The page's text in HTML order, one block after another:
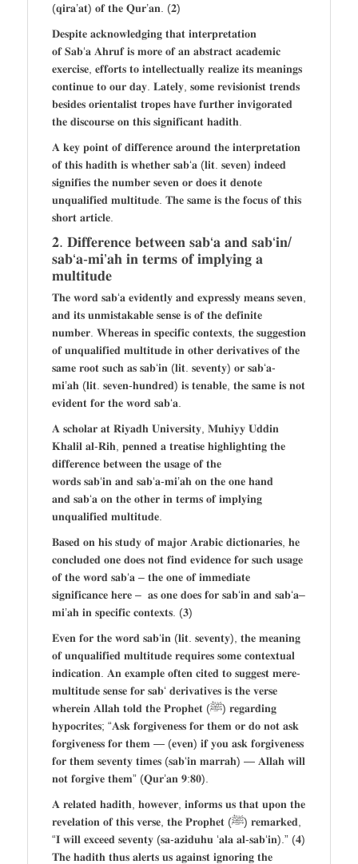
(𝐪𝐢𝐫𝐚’𝐚𝐭) 𝐨𝐟 𝐭𝐡𝐞 𝐐𝐮𝐫’𝐚𝐧. (𝟐)
𝐃𝐞𝐬𝐩𝐢𝐭𝐞 𝐚𝐜𝐤𝐧𝐨𝐰𝐥𝐞𝐝𝐠𝐢𝐧𝐠 𝐭𝐡𝐚𝐭 𝐢𝐧𝐭𝐞𝐫𝐩𝐫𝐞𝐭𝐚𝐭𝐢𝐨𝐧
𝐨𝐟 𝐒𝐚𝐛‘𝐚 𝐀𝐡𝐫𝐮𝐟 𝐢𝐬 𝐦𝐨𝐫𝐞 𝐨𝐟 𝐚𝐧 𝐚𝐛𝐬𝐭𝐫𝐚𝐜𝐭 𝐚𝐜𝐚𝐝𝐞𝐦𝐢𝐜
𝐞𝐱𝐞𝐫𝐜𝐢𝐬𝐞, 𝐞𝐟𝐟𝐨𝐫𝐭𝐬 𝐭𝐨 𝐢𝐧𝐭𝐞𝐥𝐥𝐞𝐜𝐭𝐮𝐚𝐥𝐥𝐲 𝐫𝐞𝐚𝐥𝐢𝐳𝐞 𝐢𝐭𝐬 𝐦𝐞𝐚𝐧𝐢𝐧𝐠𝐬
𝐜𝐨𝐧𝐭𝐢𝐧𝐮𝐞 𝐭𝐨 𝐨𝐮𝐫 𝐝𝐚𝐲. 𝐋𝐚𝐭𝐞𝐥𝐲, 𝐬𝐨𝐦𝐞 𝐫𝐞𝐯𝐢𝐬𝐢𝐨𝐧𝐢𝐬𝐭 𝐭𝐫𝐞𝐧𝐝𝐬
𝐛𝐞𝐬𝐢𝐝𝐞𝐬 𝐨𝐫𝐢𝐞𝐧𝐭𝐚𝐥𝐢𝐬𝐭 𝐭𝐫𝐨𝐩𝐞𝐬 𝐡𝐚𝐯𝐞 𝐟𝐮𝐫𝐭𝐡𝐞𝐫 𝐢𝐧𝐯𝐢𝐠𝐨𝐫𝐚𝐭𝐞𝐝
𝐭𝐡𝐞 𝐝𝐢𝐬𝐜𝐨𝐮𝐫𝐬𝐞 𝐨𝐧 𝐭𝐡𝐢𝐬 𝐬𝐢𝐠𝐧𝐢𝐟𝐢𝐜𝐚𝐧𝐭 𝐡𝐚𝐝𝐢𝐭𝐡.
𝐀 𝐤𝐞𝐲 𝐩𝐨𝐢𝐧𝐭 𝐨𝐟 𝐝𝐢𝐟𝐟𝐞𝐫𝐞𝐧𝐜𝐞 𝐚𝐫𝐨𝐮𝐧𝐝 𝐭𝐡𝐞 𝐢𝐧𝐭𝐞𝐫𝐩𝐫𝐞𝐭𝐚𝐭𝐢𝐨𝐧
𝐨𝐟 𝐭𝐡𝐢𝐬 𝐡𝐚𝐝𝐢𝐭𝐡 𝐢𝐬 𝐰𝐡𝐞𝐭𝐡𝐞𝐫 𝐬𝐚𝐛‘𝐚 (𝐥𝐢𝐭. 𝐬𝐞𝐯𝐞𝐧) 𝐢𝐧𝐝𝐞𝐞𝐝
𝐬𝐢𝐠𝐧𝐢𝐟𝐢𝐞𝐬 𝐭𝐡𝐞 𝐧𝐮𝐦𝐛𝐞𝐫 𝐬𝐞𝐯𝐞𝐧 𝐨𝐫 𝐝𝐨𝐞𝐬 𝐢𝐭 𝐝𝐞𝐧𝐨𝐭𝐞
𝐮𝐧𝐪𝐮𝐚𝐥𝐢𝐟𝐢𝐞𝐝 𝐦𝐮𝐥𝐭𝐢𝐭𝐮𝐝𝐞. 𝐓𝐡𝐞 𝐬𝐚𝐦𝐞 𝐢𝐬 𝐭𝐡𝐞 𝐟𝐨𝐜𝐮𝐬 𝐨𝐟 𝐭𝐡𝐢𝐬
𝐬𝐡𝐨𝐫𝐭 𝐚𝐫𝐭𝐢𝐜𝐥𝐞.
𝟐. 𝐃𝐢𝐟𝐟𝐞𝐫𝐞𝐧𝐜𝐞 𝐛𝐞𝐭𝐰𝐞𝐞𝐧 𝐬𝐚𝐛‘𝐚 𝐚𝐧𝐝 𝐬𝐚𝐛‘𝐢𝐧/
𝐬𝐚𝐛‘𝐚-𝐦𝐢’𝐚𝐡 𝐢𝐧 𝐭𝐞𝐫𝐦𝐬 𝐨𝐟 𝐢𝐦𝐩𝐥𝐲𝐢𝐧𝐠 𝐚
𝐦𝐮𝐥𝐭𝐢𝐭𝐮𝐝𝐞
𝐓𝐡𝐞 𝐰𝐨𝐫𝐝 𝐬𝐚𝐛‘𝐚 𝐞𝐯𝐢𝐝𝐞𝐧𝐭𝐥𝐲 𝐚𝐧𝐝 𝐞𝐱𝐩𝐫𝐞𝐬𝐬𝐥𝐲 𝐦𝐞𝐚𝐧𝐬 𝐬𝐞𝐯𝐞𝐧,
𝐚𝐧𝐝 𝐢𝐭𝐬 𝐮𝐧𝐦𝐢𝐬𝐭𝐚𝐤𝐚𝐛𝐥𝐞 𝐬𝐞𝐧𝐬𝐞 𝐢𝐬 𝐨𝐟 𝐭𝐡𝐞 𝐝𝐞𝐟𝐢𝐧𝐢𝐭𝐞
𝐧𝐮𝐦𝐛𝐞𝐫. 𝐖𝐡𝐞𝐫𝐞𝐚𝐬 𝐢𝐧 𝐬𝐩𝐞𝐜𝐢𝐟𝐢𝐜 𝐜𝐨𝐧𝐭𝐞𝐱𝐭𝐬, 𝐭𝐡𝐞 𝐬𝐮𝐠𝐠𝐞𝐬𝐭𝐢𝐨𝐧
𝐨𝐟 𝐮𝐧𝐪𝐮𝐚𝐥𝐢𝐟𝐢𝐞𝐝 𝐦𝐮𝐥𝐭𝐢𝐭𝐮𝐝𝐞 𝐢𝐧 𝐨𝐭𝐡𝐞𝐫 𝐝𝐞𝐫𝐢𝐯𝐚𝐭𝐢𝐯𝐞𝐬 𝐨𝐟 𝐭𝐡𝐞
𝐬𝐚𝐦𝐞 𝐫𝐨𝐨𝐭 𝐬𝐮𝐜𝐡 𝐚𝐬 𝐬𝐚𝐛‘𝐢𝐧 (𝐥𝐢𝐭. 𝐬𝐞𝐯𝐞𝐧𝐭𝐲) 𝐨𝐫 𝐬𝐚𝐛‘𝐚-
𝐦𝐢’𝐚𝐡 (𝐥𝐢𝐭. 𝐬𝐞𝐯𝐞𝐧-𝐡𝐮𝐧𝐝𝐫𝐞𝐝) 𝐢𝐬 𝐭𝐞𝐧𝐚𝐛𝐥𝐞, 𝐭𝐡𝐞 𝐬𝐚𝐦𝐞 𝐢𝐬 𝐧𝐨𝐭
𝐞𝐯𝐢𝐝𝐞𝐧𝐭 𝐟𝐨𝐫 𝐭𝐡𝐞 𝐰𝐨𝐫𝐝 𝐬𝐚𝐛‘𝐚.
𝐀 𝐬𝐜𝐡𝐨𝐥𝐚𝐫 𝐚𝐭 𝐑𝐢𝐲𝐚𝐝𝐡 𝐔𝐧𝐢𝐯𝐞𝐫𝐬𝐢𝐭𝐲, 𝐌𝐮𝐡𝐢𝐲𝐲 𝐔𝐝𝐝𝐢𝐧
𝐊𝐡𝐚𝐥𝐢𝐥 𝐚𝐥-𝐑𝐢𝐡, 𝐩𝐞𝐧𝐧𝐞𝐝 𝐚 𝐭𝐫𝐞𝐚𝐭𝐢𝐬𝐞 𝐡𝐢𝐠𝐡𝐥𝐢𝐠𝐡𝐭𝐢𝐧𝐠 𝐭𝐡𝐞
𝐝𝐢𝐟𝐟𝐞𝐫𝐞𝐧𝐜𝐞 𝐛𝐞𝐭𝐰𝐞𝐞𝐧 𝐭𝐡𝐞 𝐮𝐬𝐚𝐠𝐞 𝐨𝐟 𝐭𝐡𝐞
𝐰𝐨𝐫𝐝𝐬 𝐬𝐚𝐛‘𝐢𝐧 𝐚𝐧𝐝 𝐬𝐚𝐛‘𝐚-𝐦𝐢’𝐚𝐡 𝐨𝐧 𝐭𝐡𝐞 𝐨𝐧𝐞 𝐡𝐚𝐧𝐝
𝐚𝐧𝐝 𝐬𝐚𝐛‘𝐚 𝐨𝐧 𝐭𝐡𝐞 𝐨𝐭𝐡𝐞𝐫 𝐢𝐧 𝐭𝐞𝐫𝐦𝐬 𝐨𝐟 𝐢𝐦𝐩𝐥𝐲𝐢𝐧𝐠
𝐮𝐧𝐪𝐮𝐚𝐥𝐢𝐟𝐢𝐞𝐝 𝐦𝐮𝐥𝐭𝐢𝐭𝐮𝐝𝐞.
𝐁𝐚𝐬𝐞𝐝 𝐨𝐧 𝐡𝐢𝐬 𝐬𝐭𝐮𝐝𝐲 𝐨𝐟 𝐦𝐚𝐣𝐨𝐫 𝐀𝐫𝐚𝐛𝐢𝐜 𝐝𝐢𝐜𝐭𝐢𝐨𝐧𝐚𝐫𝐢𝐞𝐬, 𝐡𝐞
𝐜𝐨𝐧𝐜𝐥𝐮𝐝𝐞𝐝 𝐨𝐧𝐞 𝐝𝐨𝐞𝐬 𝐧𝐨𝐭 𝐟𝐢𝐧𝐝 𝐞𝐯𝐢𝐝𝐞𝐧𝐜𝐞 𝐟𝐨𝐫 𝐬𝐮𝐜𝐡 𝐮𝐬𝐚𝐠𝐞
𝐨𝐟 𝐭𝐡𝐞 𝐰𝐨𝐫𝐝 𝐬𝐚𝐛‘𝐚 – 𝐭𝐡𝐞 𝐨𝐧𝐞 𝐨𝐟 𝐢𝐦𝐦𝐞𝐝𝐢𝐚𝐭𝐞
𝐬𝐢𝐠𝐧𝐢𝐟𝐢𝐜𝐚𝐧𝐜𝐞 𝐡𝐞𝐫𝐞 – 𝐚𝐬 𝐨𝐧𝐞 𝐝𝐨𝐞𝐬 𝐟𝐨𝐫 𝐬𝐚𝐛‘𝐢𝐧 𝐚𝐧𝐝 𝐬𝐚𝐛‘𝐚–
𝐦𝐢’𝐚𝐡 𝐢𝐧 𝐬𝐩𝐞𝐜𝐢𝐟𝐢𝐜 𝐜𝐨𝐧𝐭𝐞𝐱𝐭𝐬. (𝟑)
𝐄𝐯𝐞𝐧 𝐟𝐨𝐫 𝐭𝐡𝐞 𝐰𝐨𝐫𝐝 𝐬𝐚𝐛‘𝐢𝐧 (𝐥𝐢𝐭. 𝐬𝐞𝐯𝐞𝐧𝐭𝐲), 𝐭𝐡𝐞 𝐦𝐞𝐚𝐧𝐢𝐧𝐠
𝐨𝐟 𝐮𝐧𝐪𝐮𝐚𝐥𝐢𝐟𝐢𝐞𝐝 𝐦𝐮𝐥𝐭𝐢𝐭𝐮𝐝𝐞 𝐫𝐞𝐪𝐮𝐢𝐫𝐞𝐬 𝐬𝐨𝐦𝐞 𝐜𝐨𝐧𝐭𝐞𝐱𝐭𝐮𝐚𝐥
𝐢𝐧𝐝𝐢𝐜𝐚𝐭𝐢𝐨𝐧. 𝐀𝐧 𝐞𝐱𝐚𝐦𝐩𝐥𝐞 𝐨𝐟𝐭𝐞𝐧 𝐜𝐢𝐭𝐞𝐝 𝐭𝐨 𝐬𝐮𝐠𝐠𝐞𝐬𝐭 𝐦𝐞𝐫𝐞-
𝐦𝐮𝐥𝐭𝐢𝐭𝐮𝐝𝐞 𝐬𝐞𝐧𝐬𝐞 𝐟𝐨𝐫 𝐬𝐚𝐛‘ 𝐝𝐞𝐫𝐢𝐯𝐚𝐭𝐢𝐯𝐞𝐬 𝐢𝐬 𝐭𝐡𝐞 𝐯𝐞𝐫𝐬𝐞
𝐰𝐡𝐞𝐫𝐞𝐢𝐧 𝐀𝐥𝐥𝐚𝐡 𝐭𝐨𝐥𝐝 𝐭𝐡𝐞 𝐏𝐫𝐨𝐩𝐡𝐞𝐭 (ﷺ) 𝐫𝐞𝐠𝐚𝐫𝐝𝐢𝐧𝐠
𝐡𝐲𝐩𝐨𝐜𝐫𝐢𝐭𝐞𝐬; “𝐀𝐬𝐤 𝐟𝐨𝐫𝐠𝐢𝐯𝐞𝐧𝐞𝐬𝐬 𝐟𝐨𝐫 𝐭𝐡𝐞𝐦 𝐨𝐫 𝐝𝐨 𝐧𝐨𝐭 𝐚𝐬𝐤
𝐟𝐨𝐫𝐠𝐢𝐯𝐞𝐧𝐞𝐬𝐬 𝐟𝐨𝐫 𝐭𝐡𝐞𝐦 — (𝐞𝐯𝐞𝐧) 𝐢𝐟 𝐲𝐨𝐮 𝐚𝐬𝐤 𝐟𝐨𝐫𝐠𝐢𝐯𝐞𝐧𝐞𝐬𝐬
𝐟𝐨𝐫 𝐭𝐡𝐞𝐦 𝐬𝐞𝐯𝐞𝐧𝐭𝐲 𝐭𝐢𝐦𝐞𝐬 (𝐬𝐚𝐛‘𝐢𝐧 𝐦𝐚𝐫𝐫𝐚𝐡) — 𝐀𝐥𝐥𝐚𝐡 𝐰𝐢𝐥𝐥
𝐧𝐨𝐭 𝐟𝐨𝐫𝐠𝐢𝐯𝐞 𝐭𝐡𝐞𝐦” (𝐐𝐮𝐫’𝐚𝐧 𝟗:𝟖𝟎).
𝐀 𝐫𝐞𝐥𝐚𝐭𝐞𝐝 𝐡𝐚𝐝𝐢𝐭𝐡, 𝐡𝐨𝐰𝐞𝐯𝐞𝐫, 𝐢𝐧𝐟𝐨𝐫𝐦𝐬 𝐮𝐬 𝐭𝐡𝐚𝐭 𝐮𝐩𝐨𝐧 𝐭𝐡𝐞
𝐫𝐞𝐯𝐞𝐥𝐚𝐭𝐢𝐨𝐧 𝐨𝐟 𝐭𝐡𝐢𝐬 𝐯𝐞𝐫𝐬𝐞, 𝐭𝐡𝐞 𝐏𝐫𝐨𝐩𝐡𝐞𝐭 (ﷺ) 𝐫𝐞𝐦𝐚𝐫𝐤𝐞𝐝,
“𝐈 𝐰𝐢𝐥𝐥 𝐞𝐱𝐜𝐞𝐞𝐝 𝐬𝐞𝐯𝐞𝐧𝐭𝐲 (𝐬𝐚-𝐚𝐳𝐢𝐝𝐮𝐡𝐮 ‘𝐚𝐥𝐚 𝐚𝐥-𝐬𝐚𝐛‘𝐢𝐧).” (𝟒)
𝐓𝐡𝐞 𝐡𝐚𝐝𝐢𝐭𝐡 𝐭𝐡𝐮𝐬 𝐚𝐥𝐞𝐫𝐭𝐬 𝐮𝐬 𝐚𝐠𝐚𝐢𝐧𝐬𝐭 𝐢𝐠𝐧𝐨𝐫𝐢𝐧𝐠 𝐭𝐡𝐞